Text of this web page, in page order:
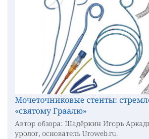
Мочеточниковые стенты:
«святому Граалю»
Автор обзора: Шадёркин Игорь
уролог, основатель Uroweb.ru.